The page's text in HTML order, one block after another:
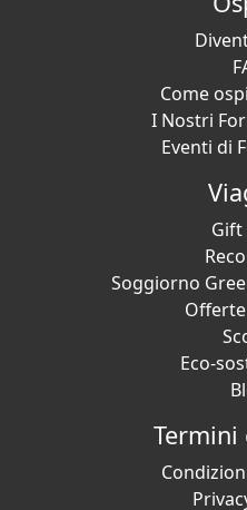
Come
I Nostri
Eventi di
Gift
Soggiorno
Eco-
Termini